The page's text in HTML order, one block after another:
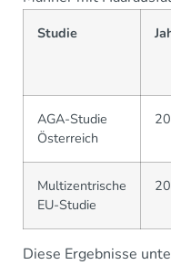
Studie
AGA-Studie
Österreich
Multizentrische
EU-Studie
Diese Ergebnisse